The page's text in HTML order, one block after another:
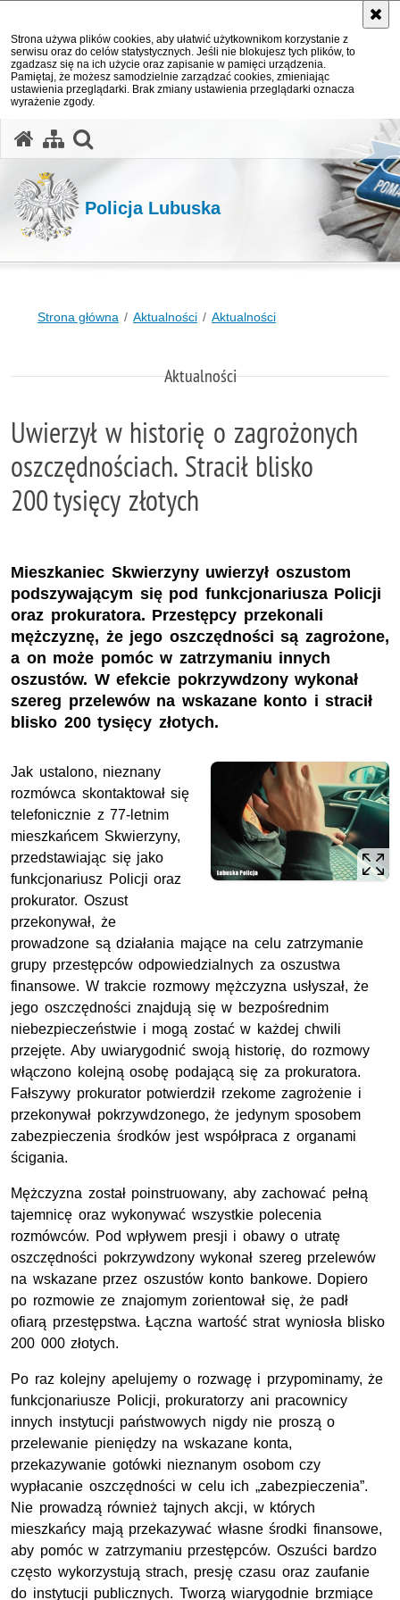
Strona używa plików cookies, aby ułatwić użytkownikom korzystanie z
serwisu oraz do celów statystycznych. Jeśli nie blokujesz tych plików, to
zgadzasz się na ich użycie oraz zapisanie w pamięci urządzenia.
Pamiętaj, że możesz samodzielnie zarządzać cookies, zmieniając
ustawienia przeglądarki. Brak zmiany ustawienia przeglądarki oznacza
wyrażenie zgody.
Policja Lubuska
Strona główna Aktualności Aktualności
Aktualności
Uwierzył w historię o zagrożonych
oszczędnościach. Stracił blisko
200 tysięcy złotych
Mieszkaniec Skwierzyny uwierzył oszustom
podszywającym się pod funkcjonariusza Policji
oraz prokuratora. Przestępcy przekonali
mężczyznę, że jego oszczędności są zagrożone,
a on może pomóc w zatrzymaniu innych
oszustów. W efekcie pokrzywdzony wykonał
szereg przelewów na wskazane konto i stracił
blisko 200 tysięcy złotych.
Jak ustalono, nieznany
rozmówca skontaktował się
telefonicznie z 77-letnim
mieszkańcem Skwierzyny,
przedstawiając się jako
funkcjonariusz Policji oraz
prokurator. Oszust
przekonywał, że
prowadzone są działania mające na celu zatrzymanie
grupy przestępców odpowiedzialnych za oszustwa
finansowe. W trakcie rozmowy mężczyzna usłyszał, że
jego oszczędności znajdują się w bezpośrednim
niebezpieczeństwie i mogą zostać w każdej chwili
przejęte. Aby uwiarygodnić swoją historię, do rozmowy
włączono kolejną osobę podającą się za prokuratora.
Fałszywy prokurator potwierdził rzekome zagrożenie i
przekonywał pokrzywdzonego, że jedynym sposobem
zabezpieczenia środków jest współpraca z organami
ścigania.
Mężczyzna został poinstruowany, aby zachować pełną
tajemnicę oraz wykonywać wszystkie polecenia
rozmówców. Pod wpływem presji i obawy o utratę
oszczędności pokrzywdzony wykonał szereg przelewów
na wskazane przez oszustów konto bankowe. Dopiero
po rozmowie ze znajomym zorientował się, że padł
ofiarą przestępstwa. Łączna wartość strat wyniosła blisko
200 000 złotych.
Po raz kolejny apelujemy o rozwagę i przypominamy, że
funkcjonariusze Policji, prokuratorzy ani pracownicy
innych instytucji państwowych nigdy nie proszą o
przelewanie pieniędzy na wskazane konta,
przekazywanie gotówki nieznanym osobom czy
wypłacanie oszczędności w celu ich „zabezpieczenia”.
Nie prowadzą również tajnych akcji, w których
mieszkańcy mają przekazywać własne środki finansowe,
aby pomóc w zatrzymaniu przestępców. Oszuści bardzo
często wykorzystują strach, presję czasu oraz zaufanie
do instytucji publicznych. Tworzą wiarygodnie brzmiące